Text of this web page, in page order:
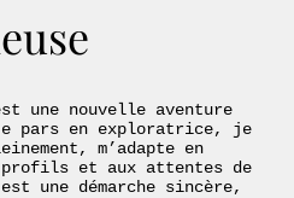
une nouvelle aventure
pars en exploratrice, je
m’adapte en
profils et aux attentes de
une démarche sincère,